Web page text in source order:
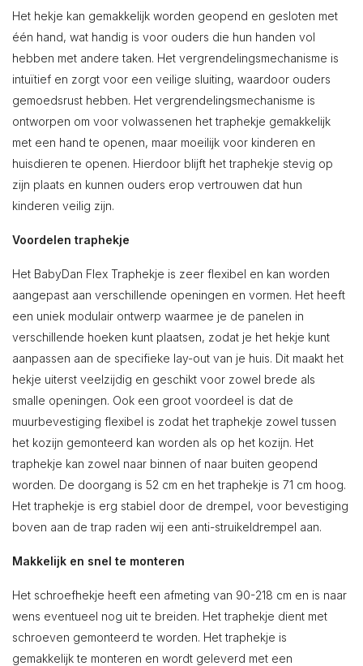
Het hekje kan gemakkelijk worden geopend en gesloten met
één hand, wat handig is voor ouders die hun handen vol
hebben met andere taken. Het vergrendelingsmechanisme is
intuïtief en zorgt voor een veilige sluiting, waardoor ouders
gemoedsrust hebben. Het vergrendelingsmechanisme is
ontworpen om voor volwassenen het traphekje gemakkelijk
met een hand te openen, maar moeilijk voor kinderen en
huisdieren te openen. Hierdoor blijft het traphekje stevig op
zijn plaats en kunnen ouders erop vertrouwen dat hun
kinderen veilig zijn.
Voordelen traphekje
Het BabyDan Flex Traphekje is zeer flexibel en kan worden
aangepast aan verschillende openingen en vormen. Het heeft
een uniek modulair ontwerp waarmee je de panelen in
verschillende hoeken kunt plaatsen, zodat je het hekje kunt
aanpassen aan de specifieke lay-out van je huis. Dit maakt het
hekje uiterst veelzijdig en geschikt voor zowel brede als
smalle openingen. Ook een groot voordeel is dat de
muurbevestiging flexibel is zodat het traphekje zowel tussen
het kozijn gemonteerd kan worden als op het kozijn. Het
traphekje kan zowel naar binnen of naar buiten geopend
worden. De doorgang is 52 cm en het traphekje is 71 cm hoog.
Het traphekje is erg stabiel door de drempel, voor bevestiging
boven aan de trap raden wij een anti-struikeldrempel aan.
Makkelijk en snel te monteren
Het schroefhekje heeft een afmeting van 90-218 cm en is naar
wens eventueel nog uit te breiden. Het traphekje dient met
schroeven gemonteerd te worden. Het traphekje is
gemakkelijk te monteren en wordt geleverd met een